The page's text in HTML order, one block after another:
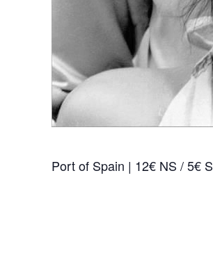
Port of Spain | 12€ NS / 5€ S